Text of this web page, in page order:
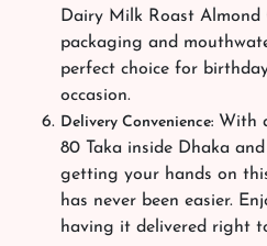
Dairy Milk Roast Almond
packaging and
perfect choice for
occasion.
Delivery Convenience: With
80 Taka inside Dhaka
getting your hands on
has never been easier.
having it delivered right